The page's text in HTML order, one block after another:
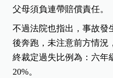
父母須負連帶賠償責任。
不過法院也指出，事故發
後奔跑，未注意前方情況
終裁定過失比例為：六年
20%。